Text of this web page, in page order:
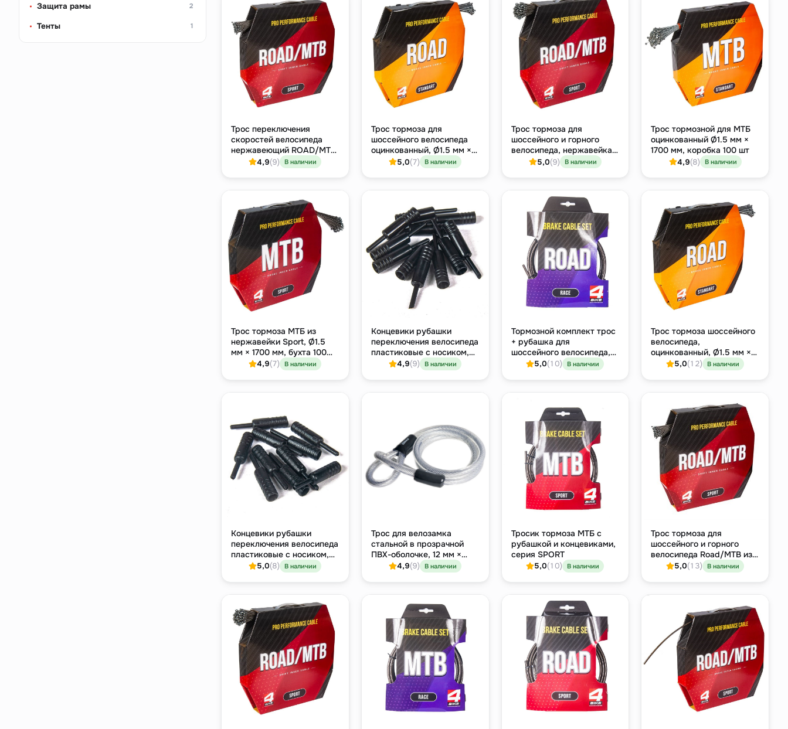
Защита рамы 2
Тенты 1
Трос переключения
скоростей велосипеда
нержавеющий ROAD/MTB
Sport, Ø1.1 мм × 2100 мм
4,9(9) В наличии
Трос тормоза для
шоссейного велосипеда
оцинкованный, Ø1.5 мм ×
1700 мм, бобышка Shimano
5,0(7) В наличии
Трос тормоза для
шоссейного и горного
велосипеда, нержавейка,
серия Sport, ROAD/MTB
5,0(9) В наличии
Трос тормозной для МТБ
оцинкованный Ø1.5 мм ×
1700 мм, коробка 100 шт
4,9(8) В наличии
Трос тормоза МТБ из
нержавейки Sport, Ø1.5
мм × 1700 мм, бухта 100
4,9(7) В наличии
Концевики рубашки
переключения велосипеда
пластиковые с носиком,
Ø4.5 мм, упаковка 200
4,9(9) В наличии
Тормозной комплект трос
+ рубашка для
шоссейного велосипеда,
нержавеющая сталь 1.5
мм, рубашка 5 мм, серия
5,0(10) В наличии
Трос тормоза шоссейного
велосипеда,
оцинкованный, Ø1.5 мм ×
1700 мм, бобышка
Shimano, бухта 100 шт
5,0(12) В наличии
Концевики рубашки
переключения велосипеда
пластиковые с носиком,
Ø4 мм, 200 штук в банке
5,0(8) В наличии
Трос для велозамка
стальной в прозрачной
ПВХ-оболочке, 12 мм ×
1200 мм, с двумя петлями
4,9(9) В наличии
Тросик тормоза МТБ с
рубашкой и концевиками,
серия SPORT
5,0(10) В наличии
Трос тормоза для
шоссейного и горного
велосипеда Road/MTB из
нержавеющей стали, Ø1.5
мм × 1700 мм, бухта 100
5,0(13) В наличии